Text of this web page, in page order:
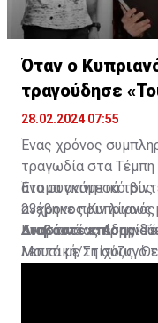
Όταν ο
τραγούδησε
28.02.2024 07:55
Ένας χρόνος
τραγωδία στα
άτομα ανάμεσά τους
23χρονος
Αναστασίας
Ένα συγκινητικό
ανέβηκε πριν
Κυπριανό να
Μουσική/Στίχους
Διαβάστε επίσης:
λεπτά με τη σύζυγό